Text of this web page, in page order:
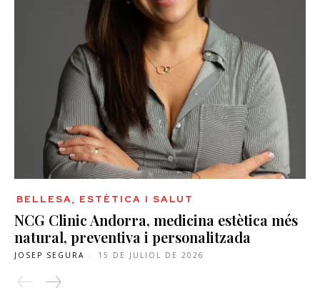
BELLESA, ESTÈTICA I SALUT
NCG Clinic Andorra, medicina estètica més
natural, preventiva i personalitzada
JOSEP SEGURA - 15 DE JULIOL DE 2026